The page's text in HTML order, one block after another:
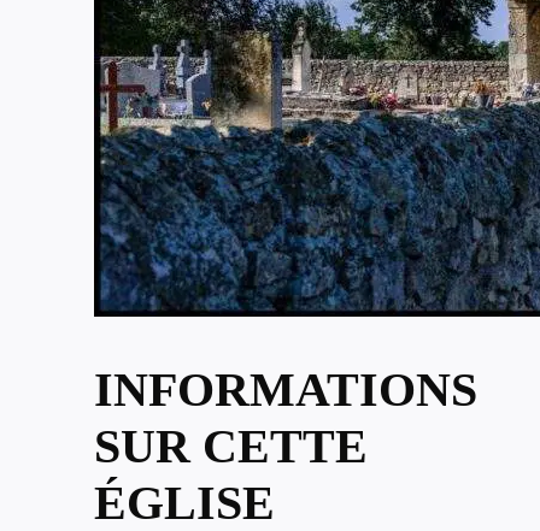
INFORMATIONS
SUR CETTE
ÉGLISE